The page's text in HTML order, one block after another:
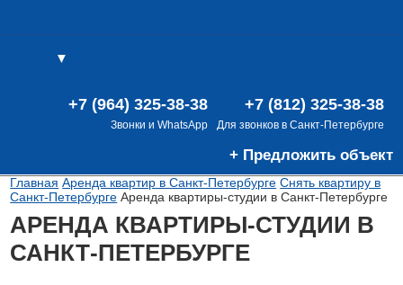
▼
+7 (812) 325-38-38
Для звонков в Санкт-Петербурге
+7 (964) 325-38-38
Звонки и WhatsApp
+ Предложить объект
Главная Аренда квартир в Санкт-Петербурге Снять квартиру в
Санкт-Петербурге Аренда квартиры-студии в Санкт-Петербурге
АРЕНДА КВАРТИРЫ-СТУДИИ В
САНКТ-ПЕТЕРБУРГЕ